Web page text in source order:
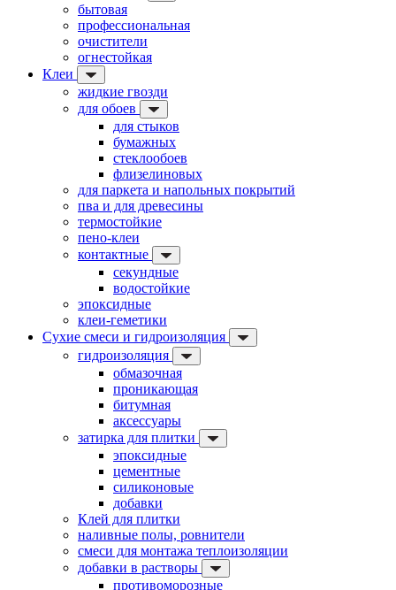
бытовая
профессиональная
очистители
огнестойкая
Клеи
жидкие гвозди
для обоев
для стыков
бумажных
стеклообоев
флизелиновых
для паркета и напольных покрытий
пва и для древесины
термостойкие
пено-клеи
контактные
секундные
водостойкие
эпоксидные
клеи-геметики
Сухие смеси и гидроизоляция
гидроизоляция
обмазочная
проникающая
битумная
аксессуары
затирка для плитки
эпоксидные
цементные
силиконовые
добавки
Клей для плитки
наливные полы, ровнители
смеси для монтажа теплоизоляции
добавки в растворы
противоморозные